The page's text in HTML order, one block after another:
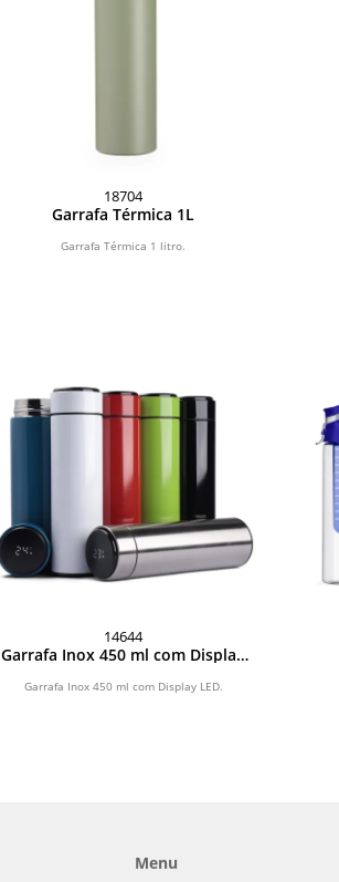
18704
Garrafa Térmica 1L
Garrafa Térmica 1 litro.
14644
Garrafa Inox 450 ml com Display
Garrafa Inox 450 ml com Display LED.
Menu